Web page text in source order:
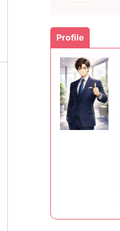
Profile